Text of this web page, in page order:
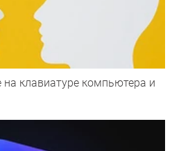
на клавиатуре компьютера и